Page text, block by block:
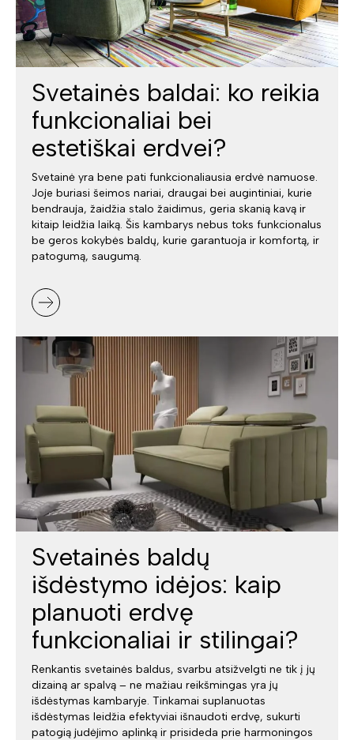
Svetainės baldai: ko reikia
funkcionaliai bei
estetiškai erdvei?
Svetainė yra bene pati funkcionaliausia erdvė namuose.
Joje buriasi šeimos nariai, draugai bei augintiniai, kurie
bendrauja, žaidžia stalo žaidimus, geria skanią kavą ir
kitaip leidžia laiką. Šis kambarys nebus toks funkcionalus
be geros kokybės baldų, kurie garantuoja ir komfortą, ir
patogumą, saugumą.
Svetainės baldų
išdėstymo idėjos: kaip
planuoti erdvę
funkcionaliai ir stilingai?
Renkantis svetainės baldus, svarbu atsižvelgti ne tik į jų
dizainą ar spalvą – ne mažiau reikšmingas yra jų
išdėstymas kambaryje. Tinkamai suplanuotas
išdėstymas leidžia efektyviai išnaudoti erdvę, sukurti
patogią judėjimo aplinką ir prisideda prie harmoningos